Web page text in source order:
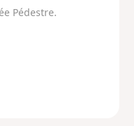
Pédestre.